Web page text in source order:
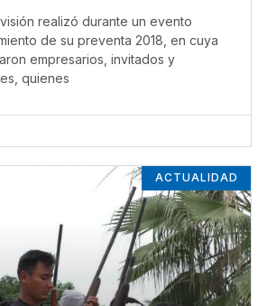
realizó durante un evento
de su preventa 2018, en cuya
empresarios, invitados y
quienes
ACTUALIDAD